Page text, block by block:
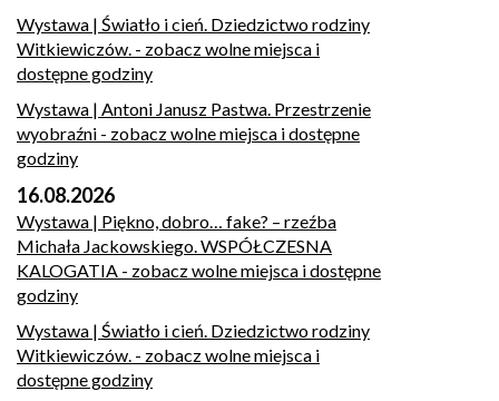
Wystawa | Światło i cień. Dziedzictwo rodziny
Witkiewiczów. - zobacz wolne miejsca i
dostępne godziny
Wystawa | Antoni Janusz Pastwa. Przestrzenie
wyobraźni - zobacz wolne miejsca i dostępne
godziny
16.08.2026
Wystawa | Piękno, dobro… fake? – rzeźba
Michała Jackowskiego. WSPÓŁCZESNA
KALOGATIA - zobacz wolne miejsca i dostępne
godziny
Wystawa | Światło i cień. Dziedzictwo rodziny
Witkiewiczów. - zobacz wolne miejsca i
dostępne godziny